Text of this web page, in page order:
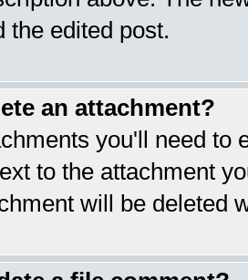
the edited post.
an attachment?
you'll need
to the attachment
will be deleted